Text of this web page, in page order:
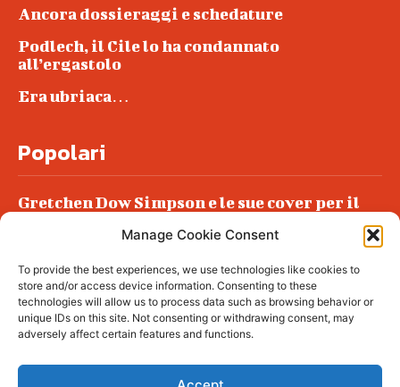
Manage Cookie Consent
To provide the best experiences, we use technologies like cookies to
store and/or access device information. Consenting to these
technologies will allow us to process data such as browsing behavior or
unique IDs on this site. Not consenting or withdrawing consent, may
adversely affect certain features and functions.
Ancora dossieraggi e schedature
Podlech, il Cile lo ha condannato
all’ergastolo
Era ubriaca…
Popolari
Gretchen Dow Simpson e le sue cover per il
Podlech, il Cile lo ha condannato
all’ergastolo
Era ubriaca…